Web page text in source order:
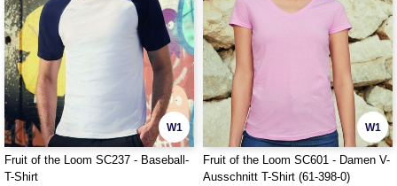
W1
Fruit of the Loom SC237 - Baseball-
T-Shirt
W1
Fruit of the Loom SC601 - Damen V-
Ausschnitt T-Shirt (61-398-0)